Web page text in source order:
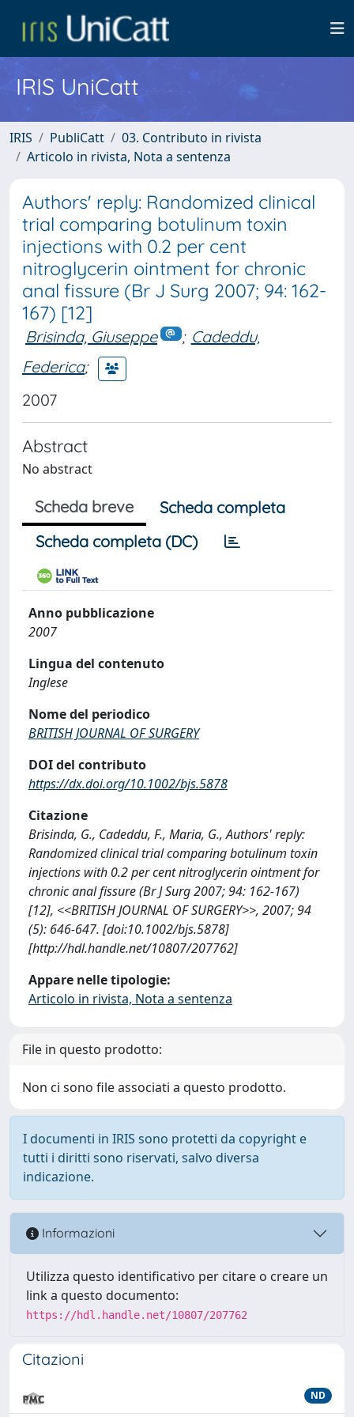
IRIS UniCatt
IRIS PubliCatt
03. Contributo in rivista
Articolo in rivista, Nota a sentenza
Authors' reply: Randomized clinical
trial comparing botulinum toxin
injections with 0.2 per cent
nitroglycerin ointment for chronic
anal fissure (Br J Surg 2007; 94: 162-
167) [12]
Brisinda, Giuseppe ; Cadeddu,
Federica;
2007
Abstract
No abstract
Scheda breve
Scheda completa
Scheda completa (DC)
Anno pubblicazione
2007
Lingua del contenuto
Inglese
Nome del periodico
BRITISH JOURNAL OF SURGERY
DOI del contributo
https://dx.doi.org/10.1002/bjs.5878
Citazione
Brisinda, G., Cadeddu, F., Maria, G., Authors' reply:
Randomized clinical trial comparing botulinum toxin
injections with 0.2 per cent nitroglycerin ointment for
chronic anal fissure (Br J Surg 2007; 94: 162-167)
[12], <<BRITISH JOURNAL OF SURGERY>>, 2007; 94
(5): 646-647. [doi:10.1002/bjs.5878]
[http://hdl.handle.net/10807/207762]
Appare nelle tipologie:
Articolo in rivista, Nota a sentenza
File in questo prodotto:
Non ci sono file associati a questo prodotto.
I documenti in IRIS sono protetti da copyright e
tutti i diritti sono riservati, salvo diversa
indicazione.
Informazioni
Utilizza questo identificativo per citare o creare un
link a questo documento:
https://hdl.handle.net/10807/207762
Citazioni
ND